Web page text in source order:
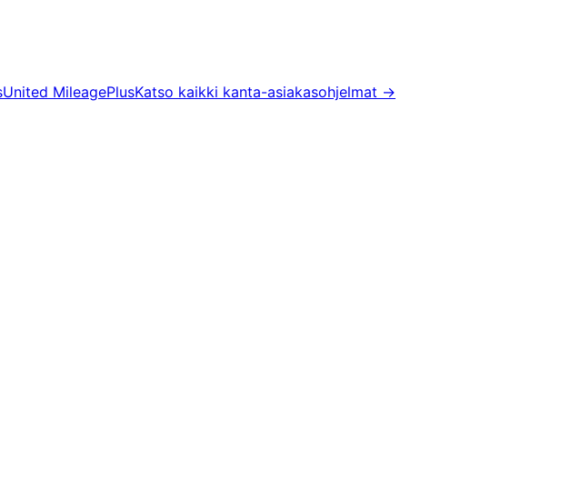
United MileagePlusKatso kaikki kanta-asiakasohjelmat →